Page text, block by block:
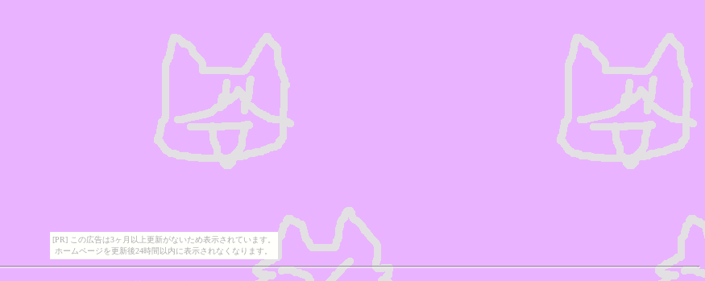
[PR] この広告は3ヶ月以上更新がないため表示されています。
ホームページを更新後24時間以内に表示されなくなります。